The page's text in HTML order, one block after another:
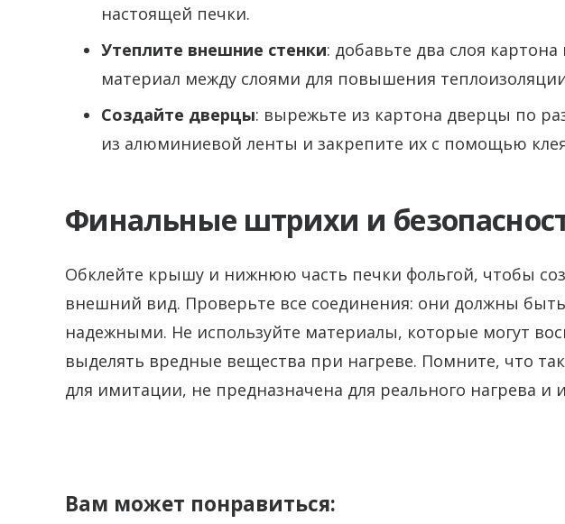
настоящей печки.
Утеплите внешние стенки: добавьте два слоя
материал между слоями для повышения
Создайте дверцы: вырежьте из картона дверцы по
из алюминиевой ленты и закрепите их с помощью
Финальные штрихи и
Обклейте крышу и нижнюю часть печки фольгой, чтобы
внешний вид. Проверьте все соединения: они должны
надежными. Не используйте материалы, которые могут
выделять вредные вещества при нагреве. Помните, что
для имитации, не предназначена для реального нагрева и
Вам может понравиться: